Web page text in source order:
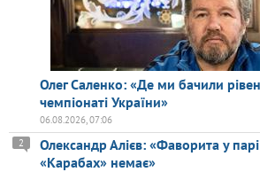
Олег Саленко: «Де ми бачили
чемпіонаті України»
06.08.2026, 07:06
Олександр Алієв: «Фаворита у
«Карабах» немає»
2